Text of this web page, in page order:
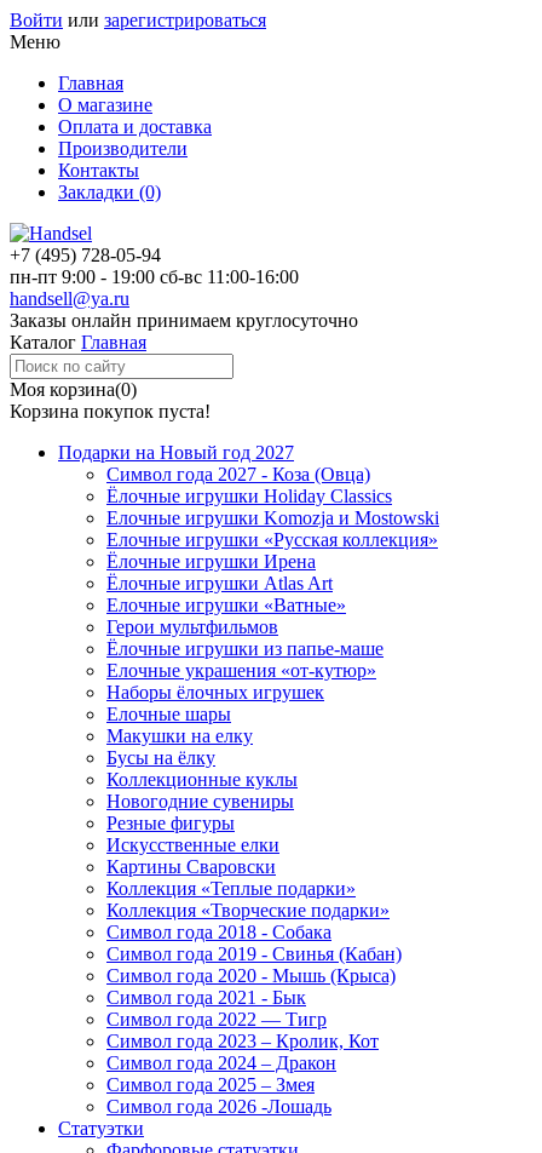
Войти или зарегистрироваться
Меню
Главная
О магазине
Оплата и доставка
Производители
Контакты
Закладки (0)
+7 (495) 728-05-94
пн-пт 9:00 - 19:00 сб-вс 11:00-16:00
handsell@ya.ru
Заказы онлайн принимаем круглосуточно
Каталог Главная
Моя корзина(0)
Корзина покупок пуста!
Подарки на Новый год 2027
Символ года 2027 - Коза (Овца)
Ёлочные игрушки Holiday Classics
Елочные игрушки Komozja и Mostowski
Елочные игрушки «Русская коллекция»
Ёлочные игрушки Ирена
Ёлочные игрушки Atlas Art
Елочные игрушки «Ватные»
Герои мультфильмов
Ёлочные игрушки из папье-маше
Елочные украшения «от-кутюр»
Наборы ёлочных игрушек
Елочные шары
Макушки на елку
Бусы на ёлку
Коллекционные куклы
Новогодние сувениры
Резные фигуры
Искусственные елки
Картины Сваровски
Коллекция «Теплые подарки»
Коллекция «Творческие подарки»
Символ года 2018 - Собака
Символ года 2019 - Свинья (Кабан)
Символ года 2020 - Мышь (Крыса)
Символ года 2021 - Бык
Символ года 2022 — Тигр
Символ года 2023 – Кролик, Кот
Символ года 2024 – Дракон
Символ года 2025 – Змея
Символ года 2026 -Лошадь
Статуэтки